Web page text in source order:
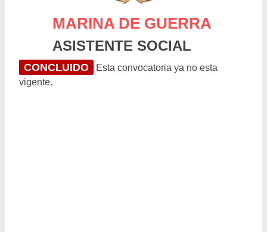
MARINA DE GUERRA
ASISTENTE SOCIAL
CONCLUIDO
Esta convocatoria ya no esta
vigente.